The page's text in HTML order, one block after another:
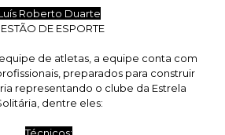
Roberto Duarte
DE ESPORTE
de atletas, a equipe conta com
preparados para construir
representando o clube da Estrela
dentre eles: